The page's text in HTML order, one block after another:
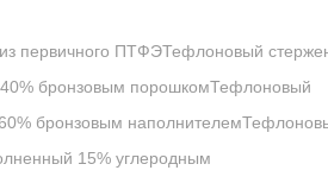
первичного ПТФЭТефлоновый
бронзовым порошкомТефлоновый
бронзовым наполнителем
15% углеродным